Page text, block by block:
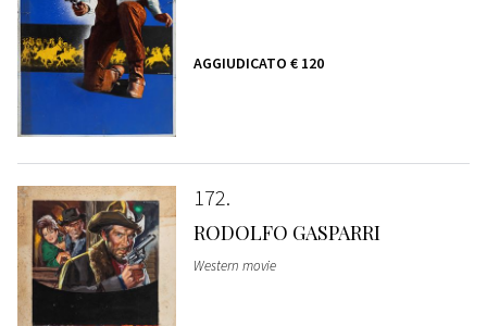
AGGIUDICATO € 120
172
RODOLFO GASPARRI
Western movie